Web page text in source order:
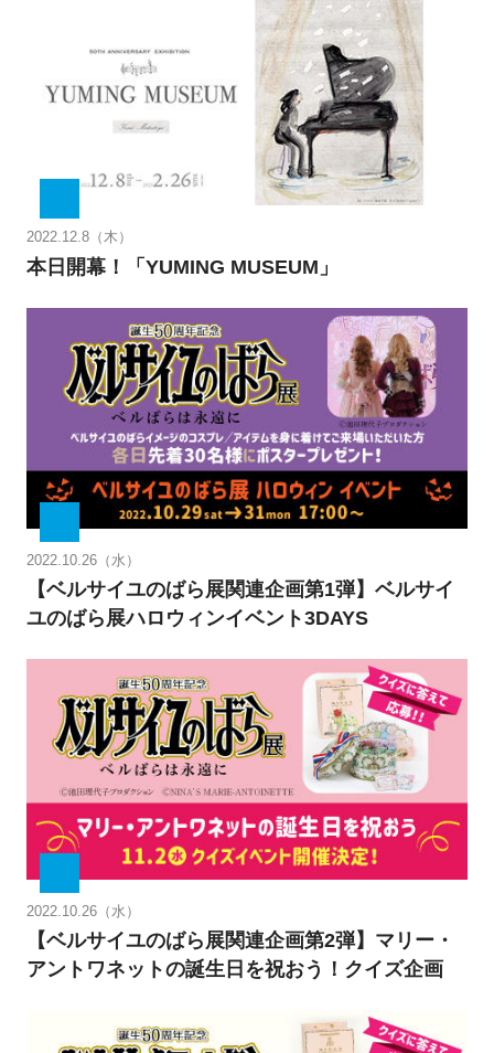
2022.12.8（木）
本日開幕！「YUMING MUSEUM」
2022.10.26（水）
【ベルサイユのばら展関連企画第1弾】ベルサイ
ユのばら展ハロウィンイベント3DAYS
2022.10.26（水）
【ベルサイユのばら展関連企画第2弾】マリー・
アントワネットの誕生日を祝おう！クイズ企画